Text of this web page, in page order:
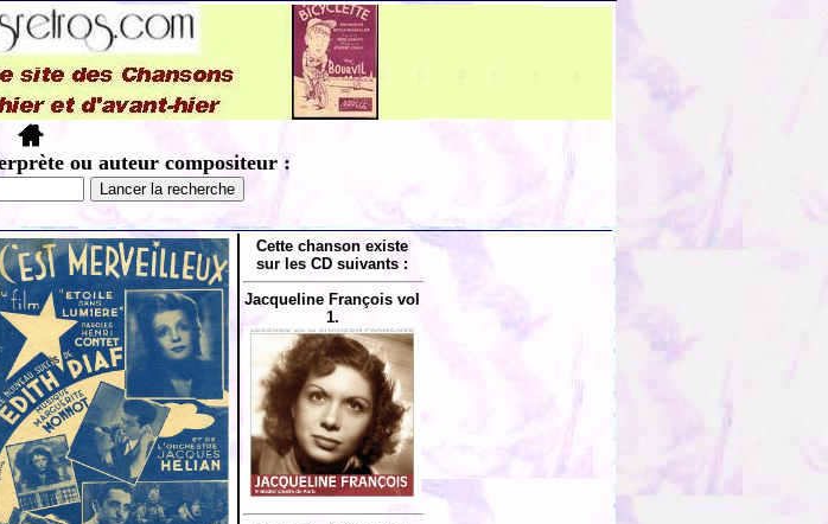
ou auteur compositeur :
Cette chanson existe
sur les CD suivants :
Jacqueline François vol
1.